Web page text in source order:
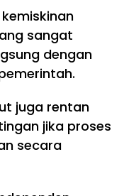
sangat
dengan
juga rentan
jika proses
secara